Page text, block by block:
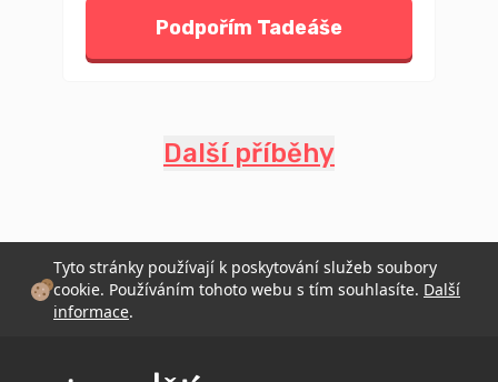
Podpořím Tadeáše
Další příběhy
Tyto stránky používají k poskytování služeb soubory
cookie. Používáním tohoto webu s tím souhlasíte. Další
informace.